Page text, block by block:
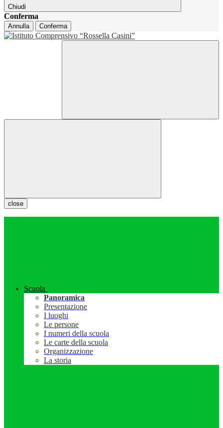
Chiudi
Conferma
Annulla Conferma
close
Scuola
Panoramica
Presentazione
I luoghi
Le persone
I numeri della scuola
Le carte della scuola
Organizzazione
La storia